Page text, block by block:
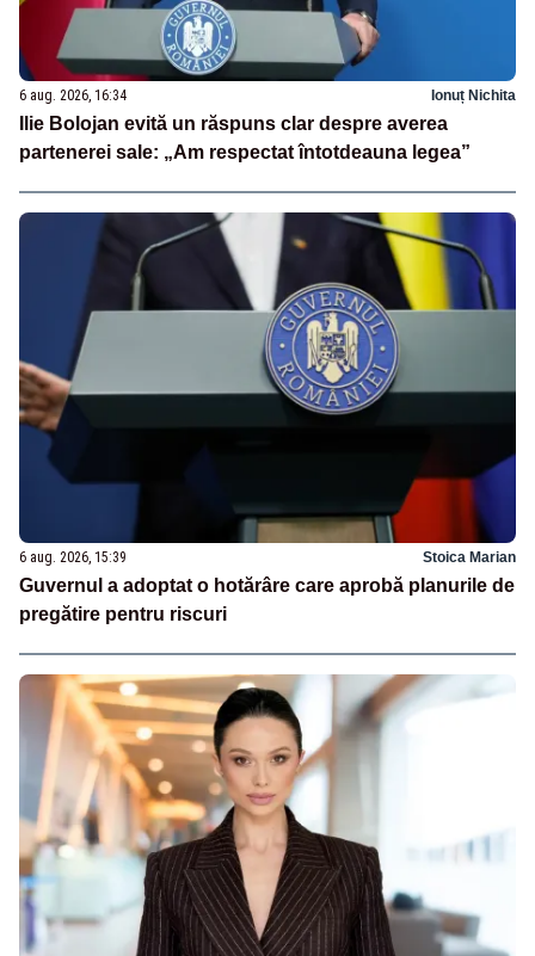
6 aug. 2026, 16:34 Ionuț Nichita
Ilie Bolojan evită un răspuns clar despre averea
partenerei sale: „Am respectat întotdeauna legea”
6 aug. 2026, 15:39 Stoica Marian
Guvernul a adoptat o hotărâre care aprobă planurile de
pregătire pentru riscuri